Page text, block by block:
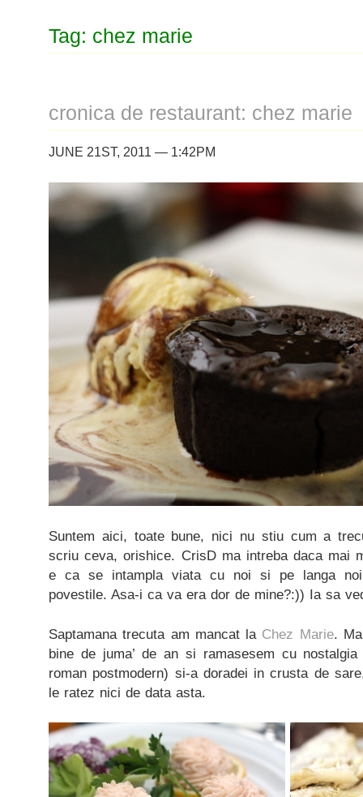
Tag: chez marie
cronica de restaurant: chez marie
JUNE 21ST, 2011 — 1:42PM
Suntem aici, toate bune, nici nu stiu cum a
scriu ceva, orishice. CrisD ma intreba daca mai
e ca se intampla viata cu noi si pe langa
povestile. Asa-i ca va era dor de mine?:)) Ia sa
Saptamana trecuta am mancat la Chez Marie.
bine de juma’ de an si ramasesem cu
roman postmodern) si-a doradei in crusta de
le ratez nici de data asta.